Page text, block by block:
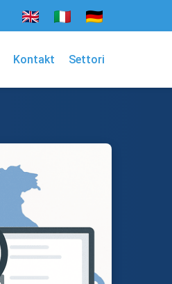
Kontakt Settori